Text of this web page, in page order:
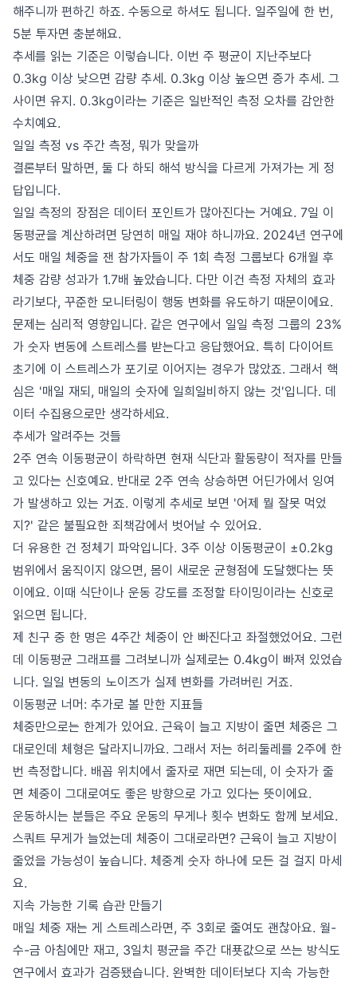
해주니까 편하긴 하죠. 수동으로 하셔도 됩니다. 일주일에 한 번,
5분 투자면 충분해요.
추세를 읽는 기준은 이렇습니다. 이번 주 평균이 지난주보다
0.3kg 이상 낮으면 감량 추세. 0.3kg 이상 높으면 증가 추세. 그
사이면 유지. 0.3kg이라는 기준은 일반적인 측정 오차를 감안한
수치예요.
일일 측정 vs 주간 측정, 뭐가 맞을까
결론부터 말하면, 둘 다 하되 해석 방식을 다르게 가져가는 게 정
답입니다.
일일 측정의 장점은 데이터 포인트가 많아진다는 거예요. 7일 이
동평균을 계산하려면 당연히 매일 재야 하니까요. 2024년 연구에
서도 매일 체중을 잰 참가자들이 주 1회 측정 그룹보다 6개월 후
체중 감량 성과가 1.7배 높았습니다. 다만 이건 측정 자체의 효과
라기보다, 꾸준한 모니터링이 행동 변화를 유도하기 때문이에요.
문제는 심리적 영향입니다. 같은 연구에서 일일 측정 그룹의 23%
가 숫자 변동에 스트레스를 받는다고 응답했어요. 특히 다이어트
초기에 이 스트레스가 포기로 이어지는 경우가 많았죠. 그래서 핵
심은 '매일 재되, 매일의 숫자에 일희일비하지 않는 것'입니다. 데
이터 수집용으로만 생각하세요.
추세가 알려주는 것들
2주 연속 이동평균이 하락하면 현재 식단과 활동량이 적자를 만들
고 있다는 신호예요. 반대로 2주 연속 상승하면 어딘가에서 잉여
가 발생하고 있는 거죠. 이렇게 추세로 보면 '어제 뭘 잘못 먹었
지?' 같은 불필요한 죄책감에서 벗어날 수 있어요.
더 유용한 건 정체기 파악입니다. 3주 이상 이동평균이 ±0.2kg
범위에서 움직이지 않으면, 몸이 새로운 균형점에 도달했다는 뜻
이에요. 이때 식단이나 운동 강도를 조정할 타이밍이라는 신호로
읽으면 됩니다.
제 친구 중 한 명은 4주간 체중이 안 빠진다고 좌절했었어요. 그런
데 이동평균 그래프를 그려보니까 실제로는 0.4kg이 빠져 있었습
니다. 일일 변동의 노이즈가 실제 변화를 가려버린 거죠.
이동평균 너머: 추가로 볼 만한 지표들
체중만으로는 한계가 있어요. 근육이 늘고 지방이 줄면 체중은 그
대로인데 체형은 달라지니까요. 그래서 저는 허리둘레를 2주에 한
번 측정합니다. 배꼽 위치에서 줄자로 재면 되는데, 이 숫자가 줄
면 체중이 그대로여도 좋은 방향으로 가고 있다는 뜻이에요.
운동하시는 분들은 주요 운동의 무게나 횟수 변화도 함께 보세요.
스쿼트 무게가 늘었는데 체중이 그대로라면? 근육이 늘고 지방이
줄었을 가능성이 높습니다. 체중계 숫자 하나에 모든 걸 걸지 마세
요.
지속 가능한 기록 습관 만들기
매일 체중 재는 게 스트레스라면, 주 3회로 줄여도 괜찮아요. 월-
수-금 아침에만 재고, 3일치 평균을 주간 대푯값으로 쓰는 방식도
연구에서 효과가 검증됐습니다. 완벽한 데이터보다 지속 가능한